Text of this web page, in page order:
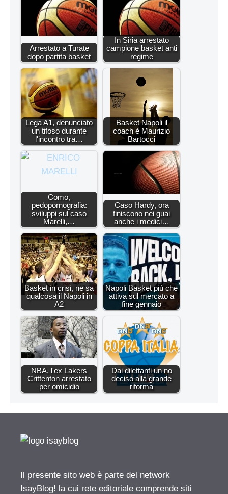
Arrestato a Turate
dopo partita basket
In Siria arrestato
campione basket anti
regime
Lega A1, denunciato
un tifoso durante
l'incontro tra…
Basket Napoli il
coach è Maurizio
Bartocci
Como,
pedopornografia:
sviluppi sul caso
Marelli,…
Caso Hardy, ora
finiscono nei guai
anche i medici…
Basket in crisi, ne sa
qualcosa il Napoli in
A2
Napoli Basket più che
attiva sul mercato a
fine gennaio
NBA, l'ex Lakers
Crittenton arrestato
per omicidio
Dai dilettanti un no
deciso alla grande
riforma
Il presente sito web è parte del network
IsayBlog! la cui rete editoriale comprende siti